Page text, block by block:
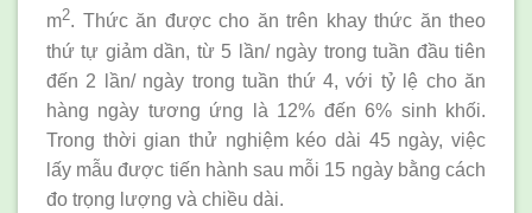
m2. Thức ăn được cho ăn trên khay thức ăn theo
thứ tự giảm dần, từ 5 lần/ ngày trong tuần đầu tiên
đến 2 lần/ ngày trong tuần thứ 4, với tỷ lệ cho ăn
hàng ngày tương ứng là 12% đến 6% sinh khối.
Trong thời gian thử nghiệm kéo dài 45 ngày, việc
lấy mẫu được tiến hành sau mỗi 15 ngày bằng cách
đo trọng lượng và chiều dài.